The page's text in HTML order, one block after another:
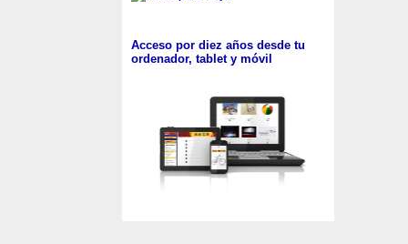
Acceso por diez años desde tu
ordenador, tablet y móvil